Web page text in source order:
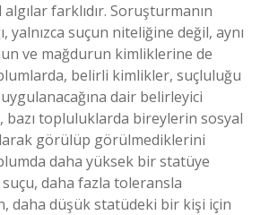
farklıdır. Soruşturmanın
yalnızca suçun niteliğine değil, aynı
ve mağdurun kimliklerine de
belirli kimlikler, suçluluğu
uygulanacağına dair belirleyici
bazı topluluklarda bireylerin sosyal
görülüp görülmediklerini
daha yüksek bir statüye
daha fazla toleransla
daha düşük statüdeki bir kişi için